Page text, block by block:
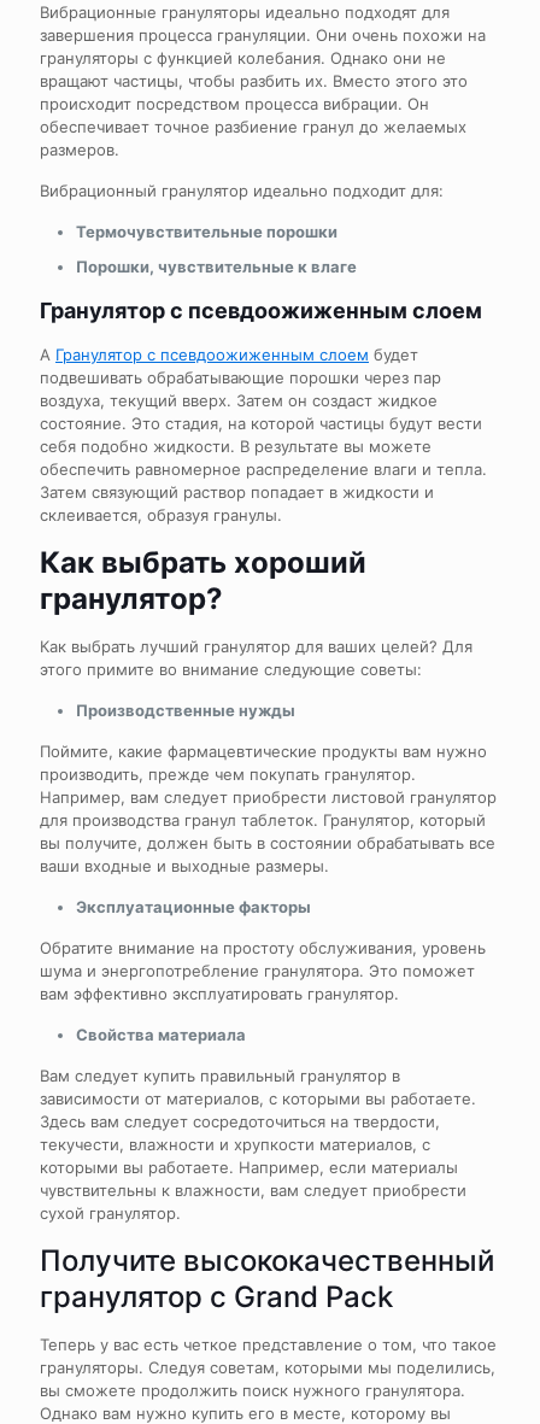
Вибрационные грануляторы идеально подходят для
завершения процесса грануляции. Они очень похожи на
грануляторы с функцией колебания. Однако они не
вращают частицы, чтобы разбить их. Вместо этого это
происходит посредством процесса вибрации. Он
обеспечивает точное разбиение гранул до желаемых
размеров.
Вибрационный гранулятор идеально подходит для:
Термочувствительные порошки
Порошки, чувствительные к влаге
Гранулятор с псевдоожиженным слоем
А Гранулятор с псевдоожиженным слоем будет
подвешивать обрабатывающие порошки через пар
воздуха, текущий вверх. Затем он создаст жидкое
состояние. Это стадия, на которой частицы будут вести
себя подобно жидкости. В результате вы можете
обеспечить равномерное распределение влаги и тепла.
Затем связующий раствор попадает в жидкости и
склеивается, образуя гранулы.
Как выбрать хороший
гранулятор?
Как выбрать лучший гранулятор для ваших целей? Для
этого примите во внимание следующие советы:
Производственные нужды
Поймите, какие фармацевтические продукты вам нужно
производить, прежде чем покупать гранулятор.
Например, вам следует приобрести листовой гранулятор
для производства гранул таблеток. Гранулятор, который
вы получите, должен быть в состоянии обрабатывать все
ваши входные и выходные размеры.
Эксплуатационные факторы
Обратите внимание на простоту обслуживания, уровень
шума и энергопотребление гранулятора. Это поможет
вам эффективно эксплуатировать гранулятор.
Свойства материала
Вам следует купить правильный гранулятор в
зависимости от материалов, с которыми вы работаете.
Здесь вам следует сосредоточиться на твердости,
текучести, влажности и хрупкости материалов, с
которыми вы работаете. Например, если материалы
чувствительны к влажности, вам следует приобрести
сухой гранулятор.
Получите высококачественный
гранулятор с Grand Pack
Теперь у вас есть четкое представление о том, что такое
грануляторы. Следуя советам, которыми мы поделились,
вы сможете продолжить поиск нужного гранулятора.
Однако вам нужно купить его в месте, которому вы